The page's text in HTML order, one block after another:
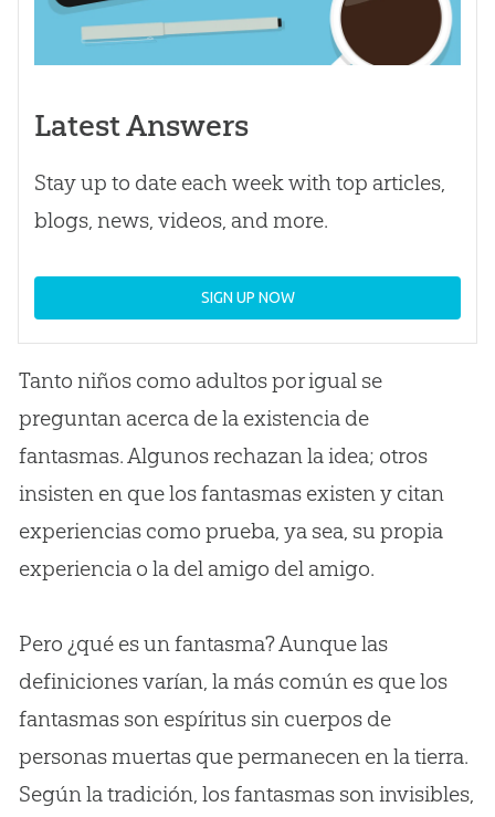
Latest Answers
Stay up to date each week with top articles,
blogs, news, videos, and more.
SIGN UP NOW
Tanto niños como adultos por igual se
preguntan acerca de la existencia de
fantasmas. Algunos rechazan la idea; otros
insisten en que los fantasmas existen y citan
experiencias como prueba, ya sea, su propia
experiencia o la del amigo del amigo.
Pero ¿qué es un fantasma? Aunque las
definiciones varían, la más común es que los
fantasmas son espíritus sin cuerpos de
personas muertas que permanecen en la tierra.
Según la tradición, los fantasmas son invisibles,